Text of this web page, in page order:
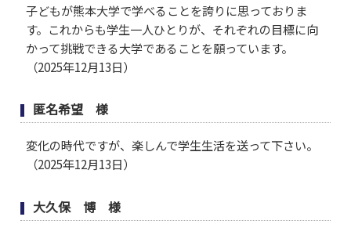
子どもが熊本大学で学べることを誇りに思っておりま
す。これからも学生一人ひとりが、それぞれの目標に向
かって挑戦できる大学であることを願っています。
（2025年12月13日）
匿名希望 様
変化の時代ですが、楽しんで学生生活を送って下さい。
（2025年12月13日）
大久保 博 様